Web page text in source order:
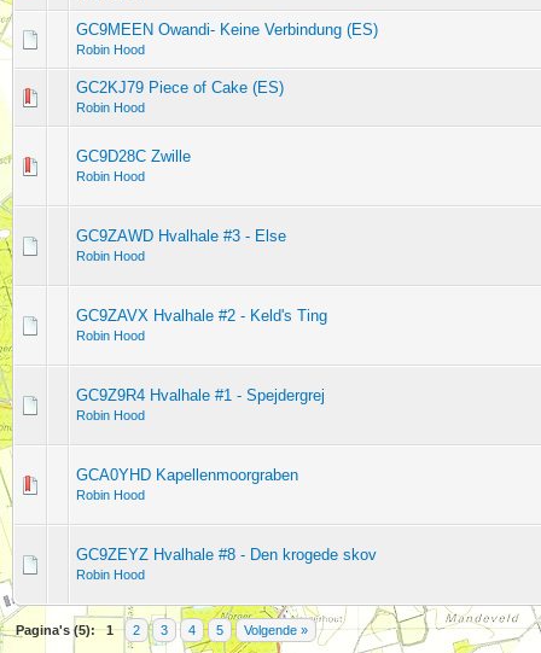
GC9MEEN Owandi- Keine Verbindung (ES)
Robin Hood
GC2KJ79 Piece of Cake (ES)
Robin Hood
GC9D28C Zwille
Robin Hood
GC9ZAWD Hvalhale #3 - Else
Robin Hood
GC9ZAVX Hvalhale #2 - Keld's Ting
Robin Hood
GC9Z9R4 Hvalhale #1 - Spejdergrej
Robin Hood
GCA0YHD Kapellenmoorgraben
Robin Hood
GC9ZEYZ Hvalhale #8 - Den krogede skov
Robin Hood
Pagina's (5): 1 2 3 4 5 Volgende »